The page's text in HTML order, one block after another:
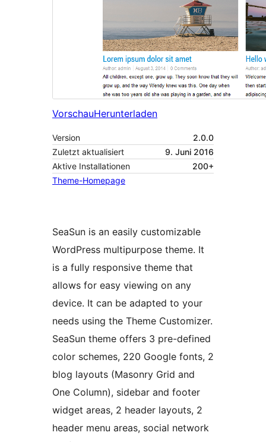
VorschauHerunterladen
Version
2.0.0
Zuletzt aktualisiert
9. Juni 2016
Aktive Installationen
200+
Theme-Homepage
SeaSun is an easily customizable
WordPress multipurpose theme. It
is a fully responsive theme that
allows for easy viewing on any
device. It can be adapted to your
needs using the Theme Customizer.
SeaSun theme offers 3 pre-defined
color schemes, 220 Google fonts, 2
blog layouts (Masonry Grid and
One Column), sidebar and footer
widget areas, 2 header layouts, 2
header menu areas, social network